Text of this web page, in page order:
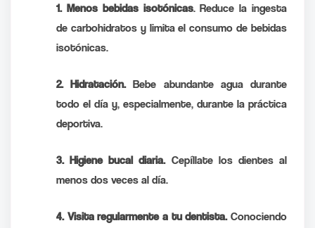
1. Menos bebidas isotónicas. Reduce la ingesta
de carbohidratos y limita el consumo de bebidas
isotónicas.
2. Hidratación.Bebe abundante agua durante
todo el día y, especialmente, durante la práctica
deportiva.
3. Higiene bucal diaria.Cepíllate los dientes al
menos dos veces al día.
4. Visita regularmente a tu dentista.Conociendo